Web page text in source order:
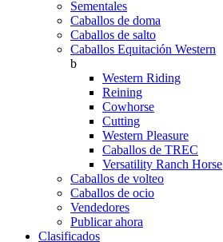
Sementales
Caballos de doma
Caballos de salto
Caballos Equitación Western
b
Western Riding
Reining
Cowhorse
Cutting
Western Pleasure
Caballos de TREC
Versatility Ranch Horse
Caballos de volteo
Caballos de ocio
Vendedores
Publicar ahora
Clasificados